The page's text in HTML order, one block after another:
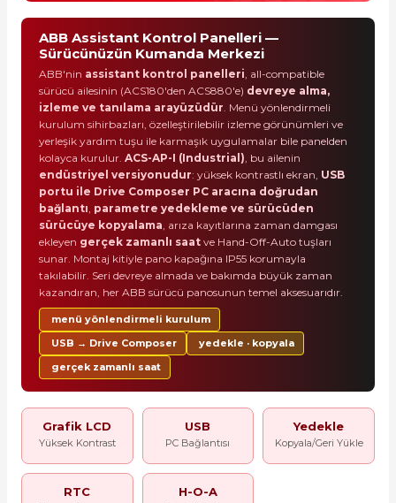
ABB Assistant Kontrol Panelleri —
Sürücünüzün Kumanda Merkezi
ABB'nin assistant kontrol panelleri, all-compatible
sürücü ailesinin (ACS180'den ACS880'e) devreye alma,
izleme ve tanılama arayüzüdür. Menü yönlendirmeli
kurulum sihirbazları, özelleştirilebilir izleme görünümleri ve
yerleşik yardım tuşu ile karmaşık uygulamalar bile panelden
kolayca kurulur. ACS-AP-I (Industrial), bu ailenin
endüstriyel versiyonudur: yüksek kontrastlı ekran, USB
portu ile Drive Composer PC aracına doğrudan
bağlantı, parametre yedekleme ve sürücüden
sürücüye kopyalama, arıza kayıtlarına zaman damgası
ekleyen gerçek zamanlı saat ve Hand-Off-Auto tuşları
sunar. Montaj kitiyle pano kapağına IP55 korumayla
takılabilir. Seri devreye almada ve bakımda büyük zaman
kazandıran, her ABB sürücü panosunun temel aksesuarıdır.
menü yönlendirmeli kurulum
USB → Drive Composer
yedekle · kopyala
gerçek zamanlı saat
Grafik LCD
Yüksek Kontrast
USB
PC Bağlantısı
Yedekle
Kopyala/Geri Yükle
RTC H-O-A